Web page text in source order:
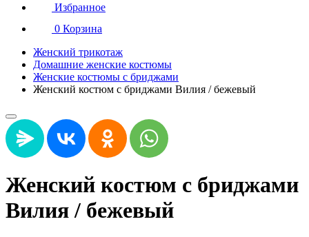
Избранное
0 Корзина
Женский трикотаж
Домашние женские костюмы
Женские костюмы с бриджами
Женский костюм с бриджами Вилия / бежевый
Женский костюм с бриджами
Вилия / бежевый